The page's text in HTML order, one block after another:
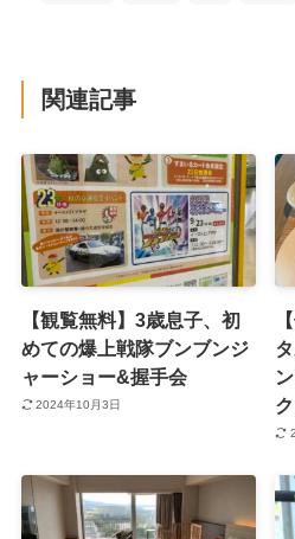
関連記事
【観覧無料】3歳息子、初
めての爆上戦隊ブンブンジ
ャーショー&握手会
2024年10月3日